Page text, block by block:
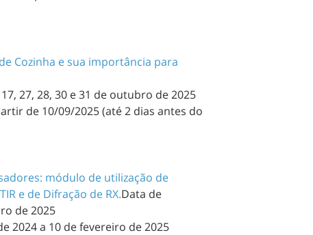
Cozinha e sua importância para
27, 28, 30 e 31 de outubro de 2025
de 10/09/2025 (até 2 dias antes do
módulo de utilização de
e de Difração de RX.Data de
de 2025
2024 a 10 de fevereiro de 2025